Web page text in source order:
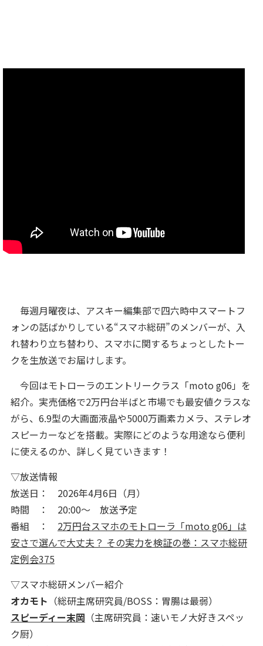
毎週月曜夜は、アスキー編集部で四六時中スマートフ
ォンの話ばかりしている“スマホ総研”のメンバーが、入
れ替わり立ち替わり、スマホに関するちょっとしたトー
クを生放送でお届けします。
今回はモトローラのエントリークラス「moto g06」を
紹介。実売価格で2万円台半ばと市場でも最安値クラスな
がら、6.9型の大画面液晶や5000万画素カメラ、ステレオ
スピーカーなどを搭載。実際にどのような用途なら便利
に使えるのか、詳しく見ていきます！
▽放送情報
放送日： 2026年4月6日（月）
時間 ： 20:00～ 放送予定
番組 ： 2万円台スマホのモトローラ「moto g06」は
安さで選んで大丈夫？ その実力を検証の巻：スマホ総研
定例会375
▽スマホ総研メンバー紹介
オカモト （総研主席研究員/BOSS：胃腸は最弱）
スピーディー末岡 （主席研究員：速いモノ大好きスペッ
ク厨）